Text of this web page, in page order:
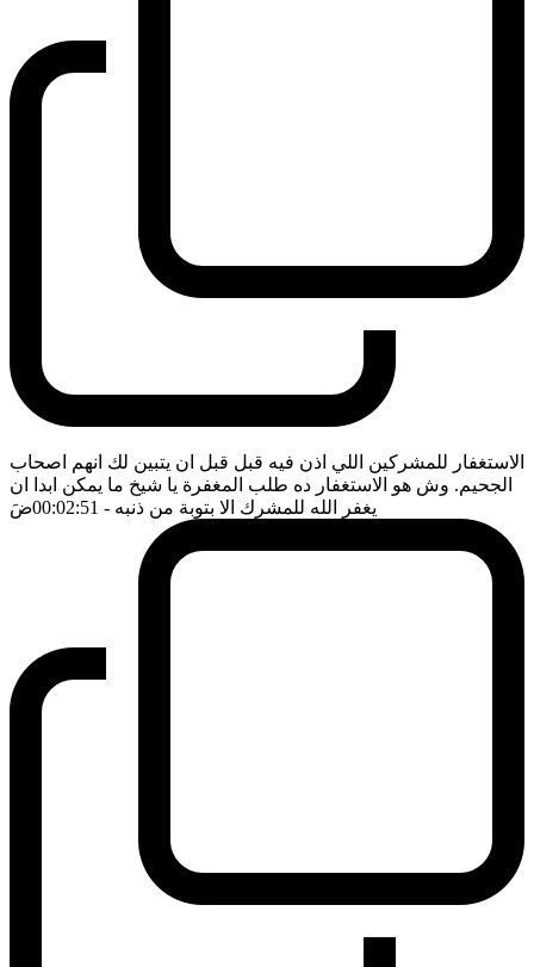
الاستغفار للمشركين اللي اذن فيه قبل قبل ان يتبين لك انهم اصحاب
الجحيم. وش هو الاستغفار ده طلب المغفرة يا شيخ ما يمكن ابدا ان
يغفر الله للمشرك الا بتوبة من ذنبه - 00:02:51 ضَ